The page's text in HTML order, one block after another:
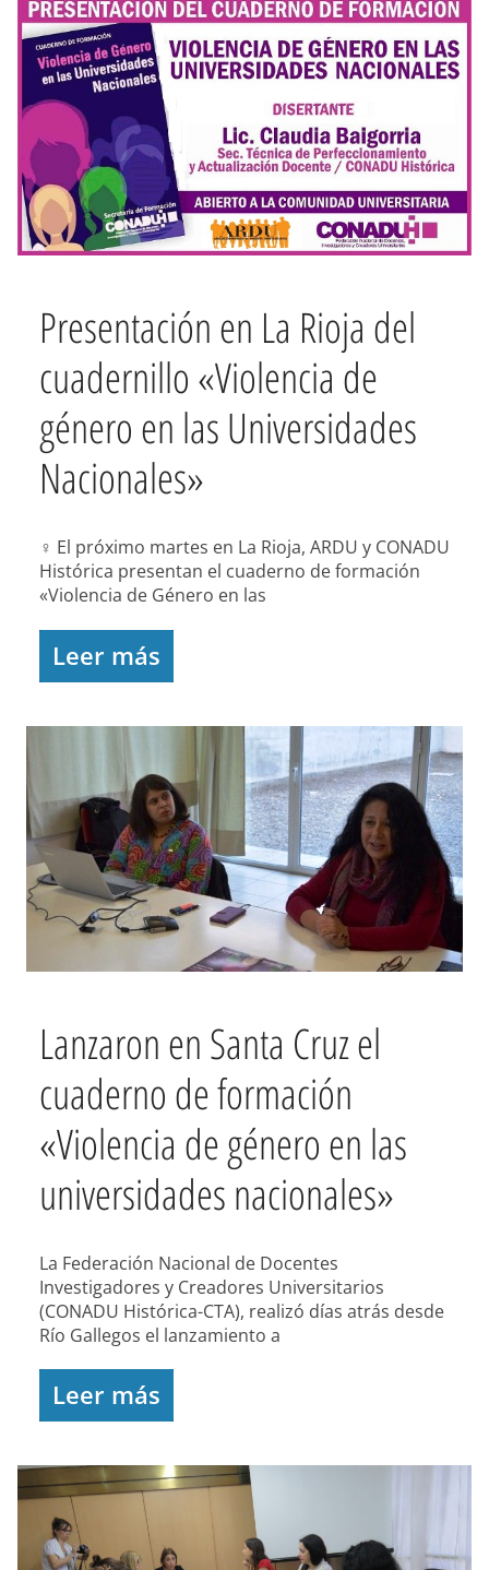
Presentación en La Rioja del
cuadernillo «Violencia de
género en las Universidades
Nacionales»
♀ El próximo martes en La Rioja, ARDU y CONADU
Histórica presentan el cuaderno de formación
«Violencia de Género en las
Leer más
Lanzaron en Santa Cruz el
cuaderno de formación
«Violencia de género en las
universidades nacionales»
La Federación Nacional de Docentes
Investigadores y Creadores Universitarios
(CONADU Histórica-CTA), realizó días atrás desde
Río Gallegos el lanzamiento a
Leer más